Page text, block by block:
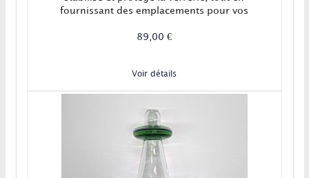
fournissant des emplacements pour vos
89,00 €
Voir détails